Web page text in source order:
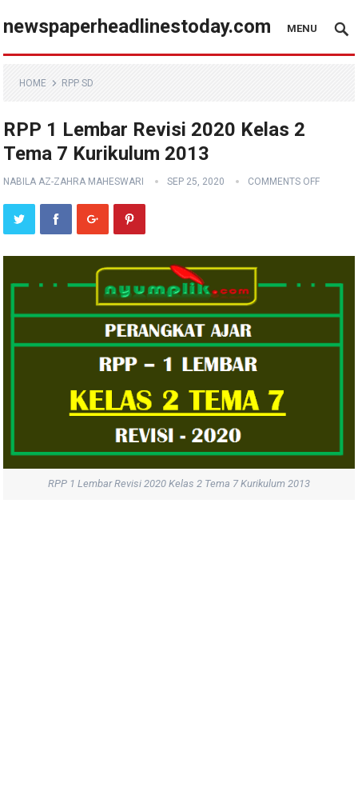
newspaperheadlinestoday.com MENU
HOME RPP SD
RPP 1 Lembar Revisi 2020 Kelas 2
Tema 7 Kurikulum 2013
NABILA AZ-ZAHRA MAHESWARI SEP 25, 2020 COMMENTS OFF
RPP 1 Lembar Revisi 2020 Kelas 2 Tema 7 Kurikulum 2013